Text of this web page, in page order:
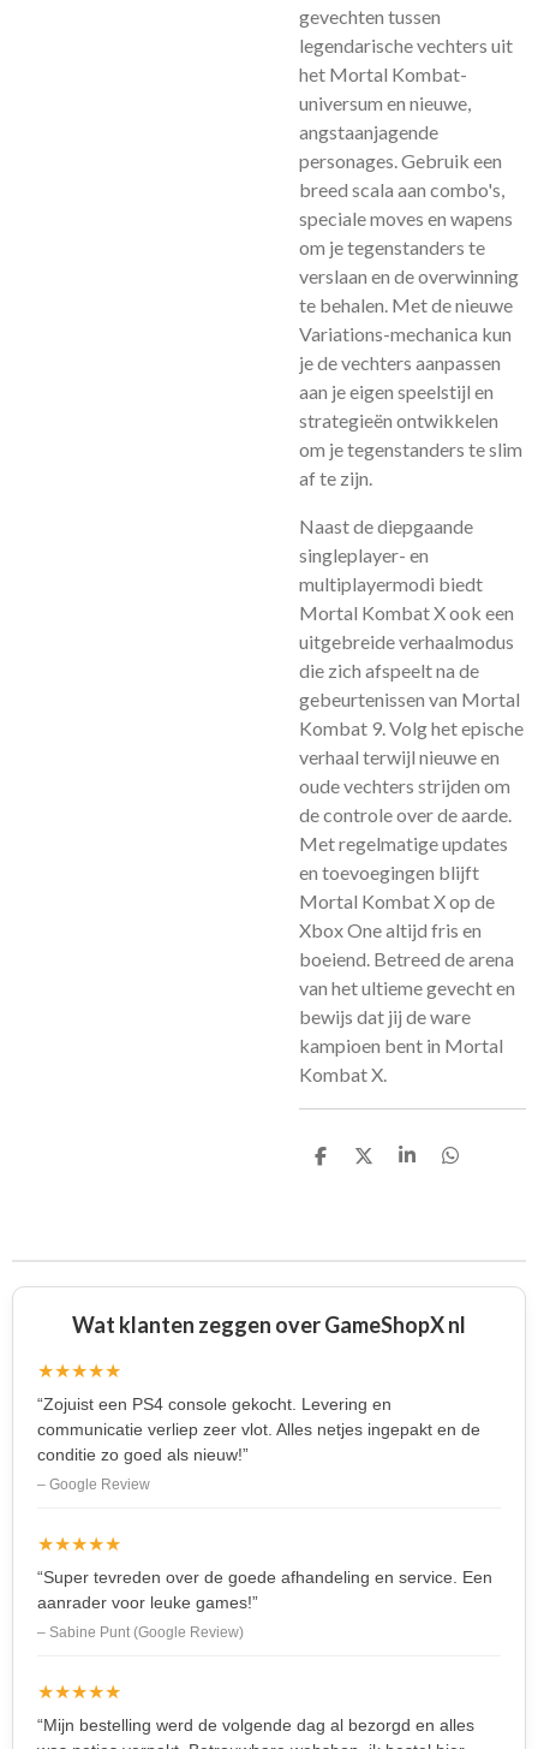
gevechten tussen
legendarische vechters uit
het Mortal Kombat-
universum en nieuwe,
angstaanjagende
personages. Gebruik een
breed scala aan combo's,
speciale moves en wapens
om je tegenstanders te
verslaan en de overwinning
te behalen. Met de nieuwe
Variations-mechanica kun
je de vechters aanpassen
aan je eigen speelstijl en
strategieën ontwikkelen
om je tegenstanders te slim
af te zijn.
Naast de diepgaande
singleplayer- en
multiplayermodi biedt
Mortal Kombat X ook een
uitgebreide verhaalmodus
die zich afspeelt na de
gebeurtenissen van Mortal
Kombat 9. Volg het epische
verhaal terwijl nieuwe en
oude vechters strijden om
de controle over de aarde.
Met regelmatige updates
en toevoegingen blijft
Mortal Kombat X op de
Xbox One altijd fris en
boeiend. Betreed de arena
van het ultieme gevecht en
bewijs dat jij de ware
kampioen bent in Mortal
Kombat X.
D
D
S
D
Wat klanten zeggen over GameShopX nl
★★★★★
“Zojuist een PS4 console gekocht. Levering en
communicatie verliep zeer vlot. Alles netjes ingepakt en de
conditie zo goed als nieuw!”
– Google Review
★★★★★
“Super tevreden over de goede afhandeling en service. Een
aanrader voor leuke games!”
– Sabine Punt (Google Review)
★★★★★
“Mijn bestelling werd de volgende dag al bezorgd en alles